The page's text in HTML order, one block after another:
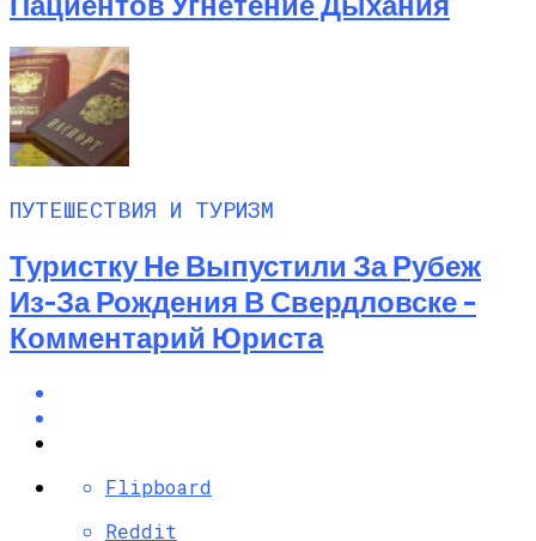
ПУТЕШЕСТВИЯ И ТУРИЗМ
Туристку Не Выпустили За Рубеж
Из-За Рождения В Свердловске –
Комментарий Юриста
Flipboard
Reddit